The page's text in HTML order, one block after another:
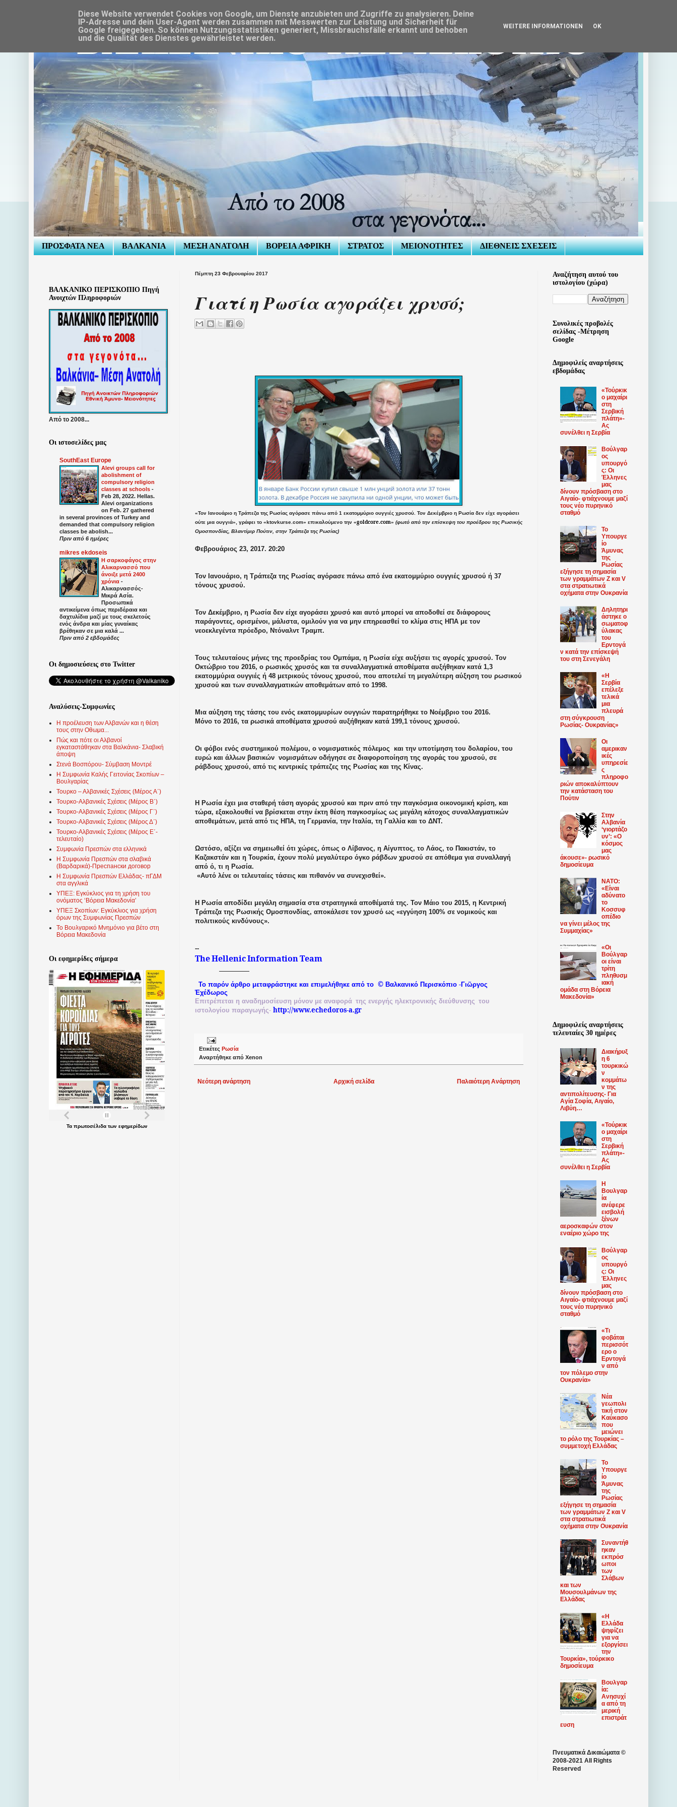
ΠΡΟΣΦΑΤΑ ΝΕΑ ΒΑΛΚΑΝΙΑ ΜΕΣΗ ΑΝΑΤΟΛΗ ΒΟΡΕΙΑ ΑΦΡΙΚΗ ΣΤΡΑΤΟΣ ΜΕΙΟΝΟΤΗΤΕΣ ΔΙΕΘΝΕΙΣ ΣΧΕΣΕΙΣ
Πέμπτη 23 Φεβρουαρίου 2017
Γιατί η Ρωσία αγοράζει χρυσό;
«Τον Ιανουάριο η Τράπεζα της Ρωσίας αγόρασε πάνω από 1 εκατομμύριο ουγγιές χρυσού. Τον Δεκέμβριο η Ρωσία δεν είχε αγοράσει
ούτε μια ουγγιά», γράφει το «ktovkurse.com» επικαλούμενο την «goldcore.com» (φωτό από την επίσκεψη του προέδρου της Ρωσικής
Ομοσπονδίας, Βλαντίμιρ Πούτιν, στην Τράπεζα της Ρωσίας)
Φεβρουάριος 23, 2017. 20:20
Τον Ιανουάριο, η Τράπεζα της Ρωσίας αγόρασε πάνω από ένα εκατομμύριο ουγγιές χρυσού ή 37
τόνους χρυσού.
Τον Δεκέμβριο, η Ρωσία δεν είχε αγοράσει χρυσό και αυτό μπορεί να αποδοθεί σε διάφορους
παράγοντες, ορισμένοι, μάλιστα, ομιλούν για να μην επηρεασθεί το κλίμα στις ΗΠΑ με τον
νεοεκλεγέντα πρόεδρο, Ντόναλντ Τραμπ.
Τους τελευταίους μήνες της προεδρίας του Ομπάμα, η Ρωσία είχε αυξήσει τις αγορές χρυσού. Τον
Οκτώβριο του 2016, ο ρωσικός χρυσός και τα συναλλαγματικά αποθέματα αυξήθηκαν κατά 1,3
εκατομμύρια ουγγιές ή 48 μετρικούς τόνους χρυσού, που αποτελεί τη μεγαλύτερη αύξηση του ρωσικού
χρυσού και των συναλλαγματικών αποθεμάτων από το 1998.
Μια αύξηση της τάσης του ενός εκατομμυρίων ουγγιών παρατηρήθηκε το Νοέμβριο του 2016.
Μόνο το 2016, τα ρωσικά αποθέματα χρυσού αυξήθηκαν κατά 199,1 τόνους χρυσού.
Οι φόβοι ενός συστημικού πολέμου, ο νομισματικός πόλεμος
και την υποτίμηση του δολαρίου, του
ευρώ και άλλων βασικών νομισμάτων οδήγησε σε διαφοροποίηση της αγοράς του χρυσού, σε
ράβδους χρυσού, από τις κεντρικές τράπεζες της Ρωσίας και της Κίνας.
Η Ρωσία έχει μια σταθερή τάση αγοράς χρυσού και πριν από την παγκόσμια οικονομική κρίση, και
τώρα, εξακολουθεί να βρίσκεται στην έκτη θέση παγκοσμίως ως μεγάλη κάτοχος συναλλαγματικών
αποθεμάτων, μετά από τις ΗΠΑ, τη Γερμανία, την Ιταλία, τη Γαλλία και το ΔΝΤ.
Ωστόσο, αξίζει να σημειωθεί ότι χώρες, όπως ο Λίβανος, η Αίγυπτος, το Λάος, το Πακιστάν, το
Καζακστάν και η Τουρκία, έχουν πολύ μεγαλύτερο όγκο ράβδων χρυσού σε απόθεμα για συναλλαγή
από ό, τι η Ρωσία.
«Αυτό λένε οι τελευταίες τάσεις και πιθανόν να συνεχισθεί».
Η Ρωσία αποδίδει μεγάλη σημασία στα στρατηγικά αποθέματά της. Τον Μάιο του 2015, η Κεντρική
Τράπεζα της Ρωσικής Ομοσπονδίας, αποκάλεσε τον χρυσό ως «εγγύηση 100% σε νομικούς και
πολιτικούς κινδύνους».
--
TheHellenicInformationTeam
Το παρόν άρθρο μεταφράστηκε και επιμελήθηκε από το © Βαλκανικό Περισκόπιο -Γιῶργος
Ἐχέδωρος
Επιτρέπεται η αναδημοσίευση μόνον με αναφορά της ενεργής ηλεκτρονικής διεύθυνσης του
ιστολογίου παραγωγής- http://www.echedoros-a.gr
Ετικέτες Ρωσία
Αναρτήθηκε από Xenon
Νεότερη ανάρτηση Παλαιότερη Ανάρτηση
Αρχική σελίδα
ΒΑΛΚΑΝΙΚΟ ΠΕΡΙΣΚΟΠΙΟ Πηγή
Ανοιχτών Πληροφοριών
Από το 2008...
Οι ιστοσελίδες μας
SouthEast Europe
Alevi groups call for
abolishment of
compulsory religion
classes at schools -
Feb 28, 2022. Hellas.
Alevi organizations
on Feb. 27 gathered
in several provinces of Turkey and
demanded that compulsory religion
classes be abolish...
Πριν από 6 ημέρες
mikres ekdoseis
Η σαρκοφάγος στην
Αλικαρνασσό που
άνοιξε μετά 2400
χρόνια -
Αλικαρνασσός-
Μικρά Ασία.
Προσωπικά
αντικείμενα όπως περιδέραια και
δαχτυλίδια μαζί με τους σκελετούς
ενός άνδρα και μίας γυναίκας
βρέθηκαν σε μια καλά ...
Πριν από 2 εβδομάδες
Οι δημοσιεύσεις στο Twitter
Αναλύσεις-Συμφωνίες
Η προέλευση των Αλβανών και η θέση
τους στην Οθωμα...
Πώς και πότε οι Αλβανοί
εγκαταστάθηκαν στα Βαλκάνια- Σλαβική
άποψη
Στενά Βοσπόρου- Σύμβαση Μοντρέ
Η Συμφωνία Καλής Γειτονίας Σκοπίων –
Βουλγαρίας
Τουρκο – Αλβανικές Σχέσεις (Mέρος Α΄)
Τουρκο-Αλβανικές Σχέσεις (Μέρος Β΄)
Τουρκο-Αλβανικές Σχέσεις (Μέρος Γ΄)
Τουρκο-Αλβανικές Σχέσεις (Μέρος Δ΄)
Τουρκο-Αλβανικές Σχέσεις (Μέρος Ε΄-
τελευταίο)
Συμφωνία Πρεσπών στα ελληνικά
Η Συμφωνία Πρεσπών στα σλαβικά
(Βαρδαρικά)-Преспански договор
Η Συμφωνία Πρεσπών Ελλάδας- πΓΔΜ
στα αγγλικά
ΥΠΕΞ: Εγκύκλιος για τη χρήση του
ονόματος ‘Βόρεια Μακεδονία’
ΥΠΕΞ Σκοπίων: Εγκύκλιος για χρήση
όρων της Συμφωνίας Πρεσπών
Το Βουλγαρικό Μνημόνιο για βέτο στη
Βόρεια Μακεδονία
Οι εφημερίδες σήμερα
Τα πρωτοσέλιδατων εφημερίδων
Αναζήτηση αυτού του
ιστολογίου (χώρα)
Συνολικές προβολές
σελίδας -Μέτρηση
Google
Δημοφιλείς αναρτήσεις
εβδομάδας
«Τούρκικ
ο μαχαίρι
στη
Σερβική
πλάτη»-
Ας
συνέλθει η Σερβία
Βούλγαρ
ος
υπουργό
ς: Οι
Έλληνες
μας
δίνουν πρόσβαση στο
Αιγαίο- φτιάχνουμε μαζί
τους νέο πυρηνικό
σταθμό
Το
Υπουργε
ίο
Άμυνας
της
Ρωσίας
εξήγησε τη σημασία
των γραμμάτων Z και V
στα στρατιωτικά
οχήματα στην Ουκρανία
Δηλητηρι
άστηκε ο
σωματοφ
ύλακας
του
Ερντογά
ν κατά την επίσκεψή
του στη Σενεγάλη
«Η
Σερβία
επέλεξε
τελικά
μια
πλευρά
στη σύγκρουση
Ρωσίας- Ουκρανίας»
Οι
αμερικαν
ικές
υπηρεσίε
ς
πληροφο
ριών αποκαλύπτουν
την κατάσταση του
Πούτιν
Στην
Αλβανία
‘γιορτάζο
υν’: «Ο
κόσμος
μας
άκουσε»- ρωσικό
δημοσίευμα
ΝΑΤΟ:
«Είναι
αδύνατο
το
Κοσσυφ
οπέδιο
να γίνει μέλος της
Συμμαχίας»
«Οι
Βούλγαρ
οι είναι
τρίτη
πληθυσμ
ιακή
ομάδα στη Βόρεια
Μακεδονία»
Δημοφιλείς αναρτήσεις
τελευταίες 30 ημέρες
Διακήρυξ
η 6
τουρκικώ
ν
κομμάτω
ν της
αντιπολίτευσης- Για
Αγία Σοφία, Αιγαίο,
Λιβύη…
«Τούρκικ
ο μαχαίρι
στη
Σερβική
πλάτη»-
Ας
συνέλθει η Σερβία
Η
Βουλγαρ
ία
ανέφερε
εισβολή
ξένων
αεροσκαφών στον
εναέριο χώρο της
Βούλγαρ
ος
υπουργό
ς: Οι
Έλληνες
μας
δίνουν πρόσβαση στο
Αιγαίο- φτιάχνουμε μαζί
τους νέο πυρηνικό
σταθμό
«Τι
φοβάται
περισσότ
ερο ο
Ερντογά
ν από
τον πόλεμο στην
Ουκρανία»
Νέα
γεωπολι
τική στον
Καύκασο
που
μειώνει
το ρόλο της Τουρκίας –
συμμετοχή Ελλάδας
Το
Υπουργε
ίο
Άμυνας
της
Ρωσίας
εξήγησε τη σημασία
των γραμμάτων Z και V
στα στρατιωτικά
οχήματα στην Ουκρανία
Συναντήθ
ηκαν
εκπρόσ
ωποι
των
Σλάβων
και των
Μουσουλμάνων της
Ελλάδας
«Η
Ελλάδα
ψηφίζει
για να
εξοργίσει
την
Τουρκία», τούρκικο
δημοσίευμα
Βουλγαρ
ία:
Ανησυχί
α από τη
μερική
επιστράτ
ευση
Πνευματικά Δικαιώματα ©
2008-2021 All Rights
Reserved
Diese Website verwendet Cookies von Google, um Dienste anzubieten und Zugriffe zu analysieren. Deine
IP-Adresse und dein User-Agent werden zusammen mit Messwerten zur Leistung und Sicherheit für
Google freigegeben. So können Nutzungsstatistiken generiert, Missbrauchsfälle erkannt und behoben
und die Qualität des Dienstes gewährleistet werden.
WEITERE INFORMATIONEN OK